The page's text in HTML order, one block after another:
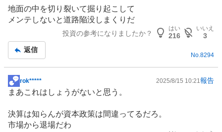
地面の中を切り裂いて掘り起こして
メンテしないと道路陥没しまくりだ
投資の参考になりましたか？
はい
216
いいえ
3
返信
No. 8294
掲
示
記
事
rok***** 2025/8/15 10:21 報告
まあこれはしょうがないと思う。
決算は知らんが資本政策は間違ってるだろ。
市場から退場だわ